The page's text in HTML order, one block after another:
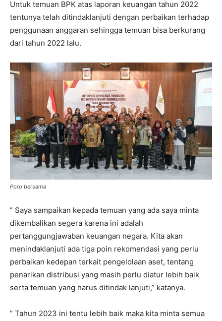
Untuk temuan BPK atas laporan keuangan tahun 2022
tentunya telah ditindaklanjuti dengan perbaikan terhadap
penggunaan anggaran sehingga temuan bisa berkurang
dari tahun 2022 lalu.
Poto bersama
” Saya sampaikan kepada temuan yang ada saya minta
dikembalikan segera karena ini adalah
pertanggungjawaban keuangan negara. Kita akan
menindaklanjuti ada tiga poin rekomendasi yang perlu
perbaikan kedepan terkait pengelolaan aset, tentang
penarikan distribusi yang masih perlu diatur lebih baik
serta temuan yang harus ditindak lanjuti,” katanya.
” Tahun 2023 ini tentu lebih baik maka kita minta semua